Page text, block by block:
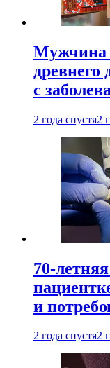
Мужчина
древнего
с
2 года спустя2
70-
и
2 года спустя2